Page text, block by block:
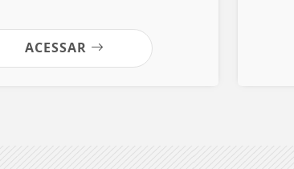
ACESSAR